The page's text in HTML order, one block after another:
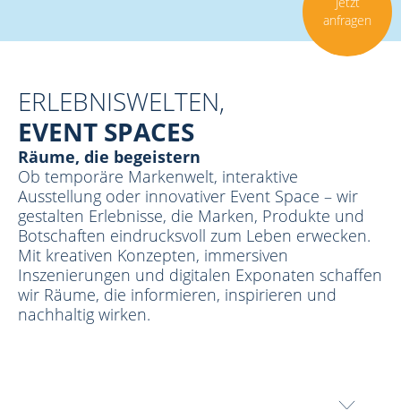
anfragen
ERLEBNISWELTEN,
EVENT SPACES
Räume, die begeistern
Ob temporäre Markenwelt, interaktive
Ausstellung oder innovativer Event Space – wir
gestalten Erlebnisse, die Marken, Produkte und
Botschaften eindrucksvoll zum Leben erwecken.
Mit kreativen Konzepten, immersiven
Inszenierungen und digitalen Exponaten schaffen
wir Räume, die informieren, inspirieren und
nachhaltig wirken.